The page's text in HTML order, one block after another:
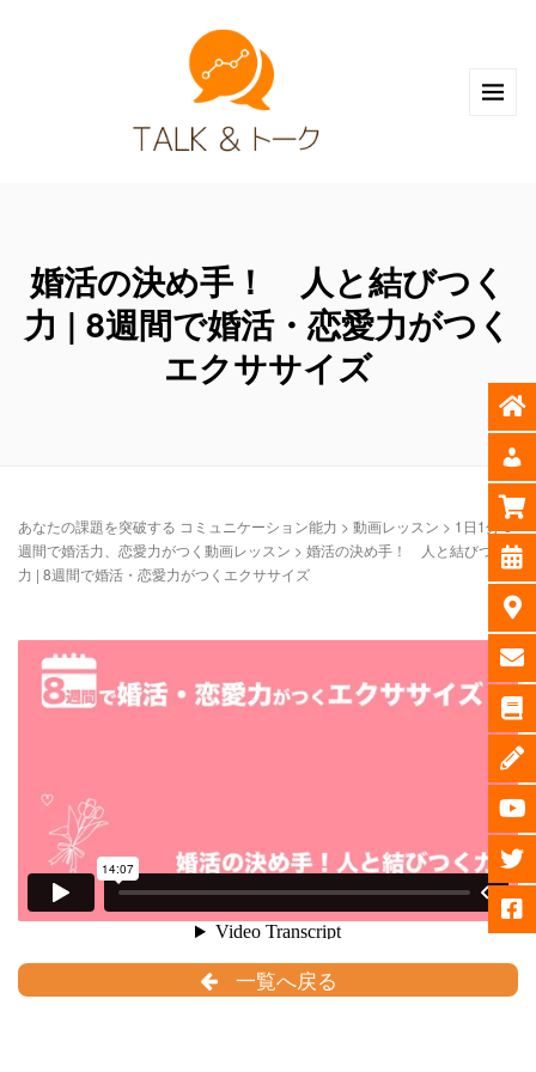
婚活の決め手！ 人と結びつく
力 | 8週間で婚活・恋愛力がつく
エクササイズ
あなたの課題を突破する コミュニケーション能力 > 動画レッスン > 1日1分 8
週間で婚活力、恋愛力がつく動画レッスン > 婚活の決め手！ 人と結びつく
力 | 8週間で婚活・恋愛力がつくエクササイズ
一覧へ戻る